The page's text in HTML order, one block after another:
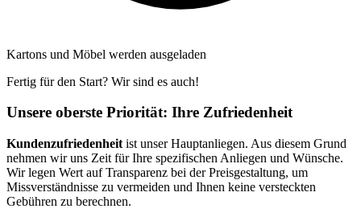
Kartons und Möbel werden ausgeladen
Fertig für den Start? Wir sind es auch!
Unsere oberste Priorität: Ihre Zufriedenheit
Kundenzufriedenheit ist unser Hauptanliegen. Aus diesem Grund
nehmen wir uns Zeit für Ihre spezifischen Anliegen und Wünsche.
Wir legen Wert auf Transparenz bei der Preisgestaltung, um
Missverständnisse zu vermeiden und Ihnen keine versteckten
Gebühren zu berechnen.